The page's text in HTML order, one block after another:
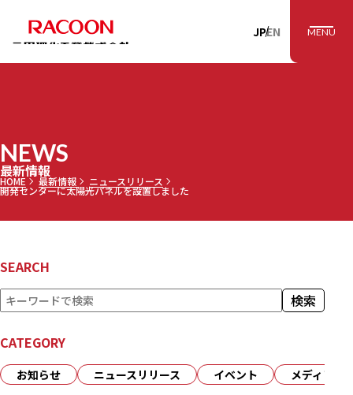
RACOON 三田理
JPEN MENU
NEWS
最新情報
HOME 最新情報 ニュースリリース
開発センターに太陽光パネルを設置しました
SEARCH
検
索 検索
CATEGORY
お知らせ ニュースリリース イベント メディア